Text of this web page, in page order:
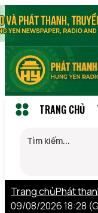
TRANG CHỦ
Trang chủPhát
09/08/2026 18:28